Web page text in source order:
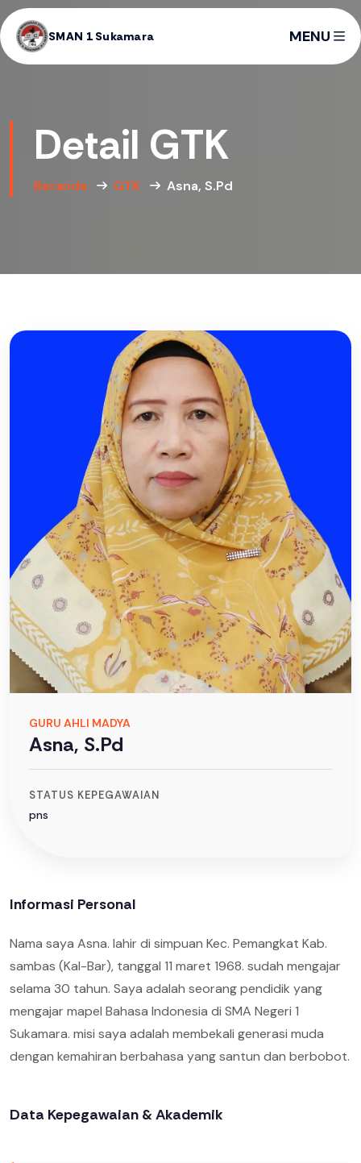
SMAN 1 Sukamara MENU
Detail GTK
Beranda GTK Asna, S.Pd
GURU AHLI MADYA
Asna, S.Pd
STATUS KEPEGAWAIAN
pns
Informasi Personal
Nama saya Asna. lahir di simpuan Kec. Pemangkat Kab.
sambas (Kal-Bar), tanggal 11 maret 1968. sudah mengajar
selama 30 tahun. Saya adalah seorang pendidik yang
mengajar mapel Bahasa Indonesia di SMA Negeri 1
Sukamara. misi saya adalah membekali generasi muda
dengan kemahiran berbahasa yang santun dan berbobot.
Data Kepegawaian & Akademik